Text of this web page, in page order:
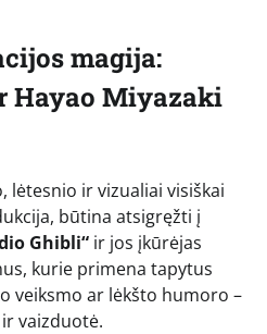
magija:
Hayao Miyazaki
lėtesnio ir vizualiai visiškai
būtina atsigręžti į
Ghibli“ ir jos įkūrėjas
kurie primena tapytus
veiksmo ar lėkšto humoro –
vaizduotė.